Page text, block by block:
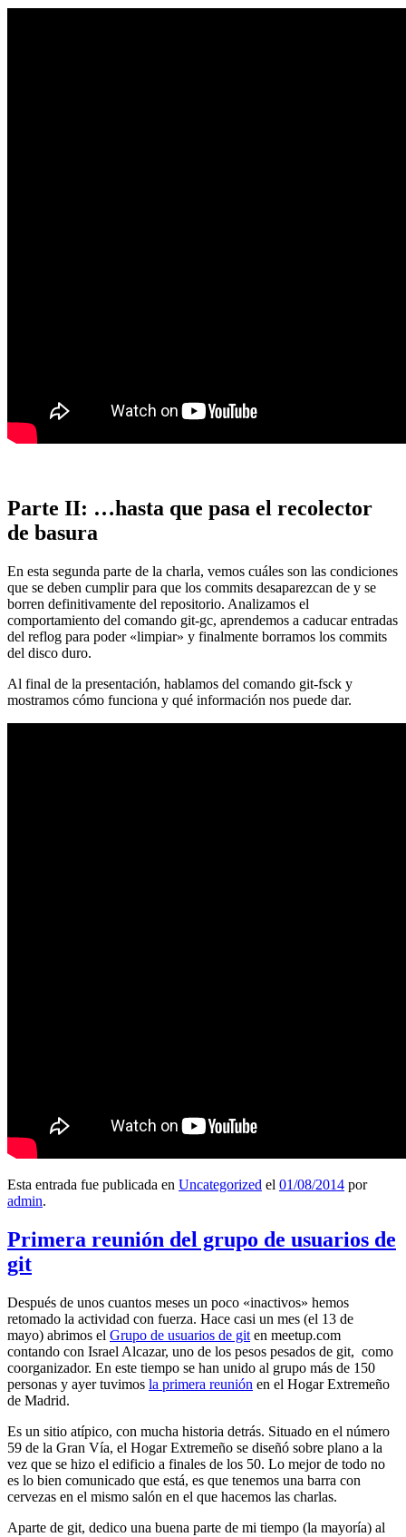
Parte II: …hasta que pasa el recolector
de basura
En esta segunda parte de la charla, vemos cuáles son las condiciones
que se deben cumplir para que los commits desaparezcan de y se
borren definitivamente del repositorio. Analizamos el
comportamiento del comando git-gc, aprendemos a caducar entradas
del reflog para poder «limpiar» y finalmente borramos los commits
del disco duro.
Al final de la presentación, hablamos del comando git-fsck y
mostramos cómo funciona y qué información nos puede dar.
Esta entrada fue publicada en Uncategorized el 01/08/2014 por
admin.
Primera reunión del grupo de usuarios de
git
Después de unos cuantos meses un poco «inactivos» hemos
retomado la actividad con fuerza. Hace casi un mes (el 13 de
mayo) abrimos el Grupo de usuarios de git en meetup.com
contando con Israel Alcazar, uno de los pesos pesados de git, como
coorganizador. En este tiempo se han unido al grupo más de 150
personas y ayer tuvimos la primera reunión en el Hogar Extremeño
de Madrid.
Es un sitio atípico, con mucha historia detrás. Situado en el número
59 de la Gran Vía, el Hogar Extremeño se diseñó sobre plano a la
vez que se hizo el edificio a finales de los 50. Lo mejor de todo no
es lo bien comunicado que está, es que tenemos una barra con
cervezas en el mismo salón en el que hacemos las charlas.
Aparte de git, dedico una buena parte de mi tiempo (la mayoría) al